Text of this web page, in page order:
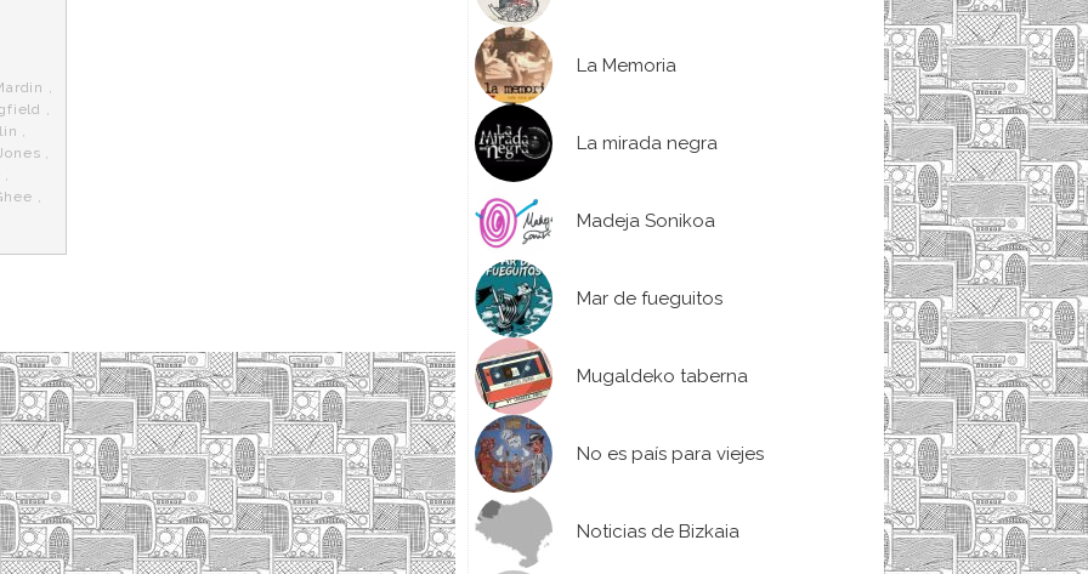
La Memoria
La mirada negra
Madeja Sonikoa
Mar de fueguitos
Mugaldeko taberna
No es país para viejes
Noticias de Bizkaia
,
,
,
,
,
,